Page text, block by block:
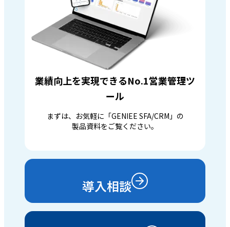
業績向上を実現できるNo.1営業管理ツ
ール
まずは、お気軽に「GENIEE SFA/CRM」の
製品資料をご覧ください。
導入相談